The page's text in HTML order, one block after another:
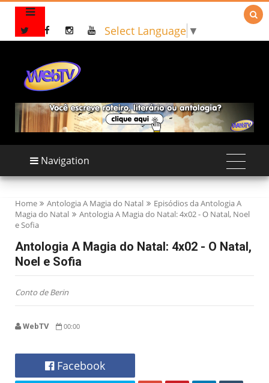
Select Language ▼

Navigation
Home Antologia A Magia do Natal
Episódios da Antologia A
Magia do Natal
Antologia A Magia do Natal: 4x02 - O Natal, Noel
e Sofia
Antologia A Magia do Natal: 4x02 - O Natal,
Noel e Sofia
Conto de Berin
WebTV 00:00
Facebook